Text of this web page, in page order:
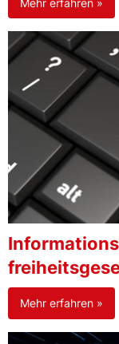
Mehr erfahren »